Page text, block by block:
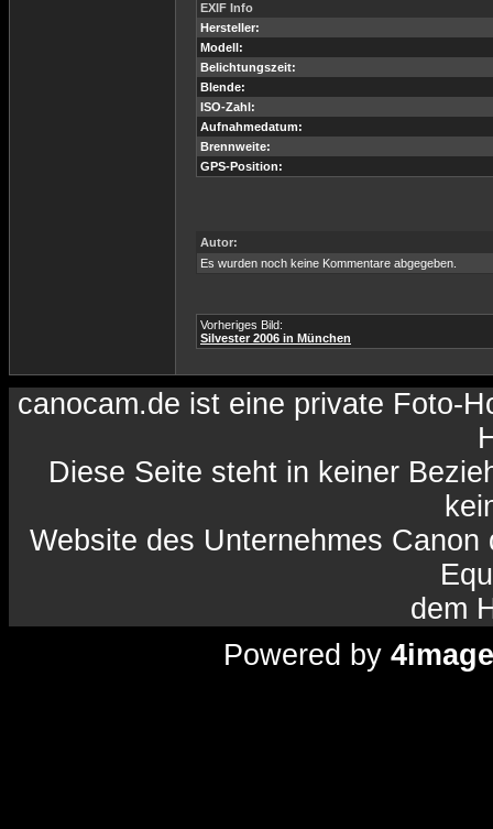
EXIF Info
Hersteller:
Modell:
Belichtungszeit:
Blende:
ISO-Zahl:
Aufnahmedatum:
Brennweite:
GPS-Position:
Autor:
Es wurden noch keine Kommentare abgegeben.
Vorheriges Bild:
Silvester 2006 in München
canocam.de ist eine private Foto-
Diese Seite steht in keiner
Website des Unternehmes
dem
Powered by